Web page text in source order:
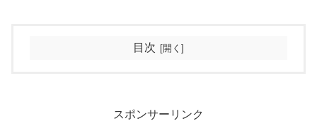
目次
スポンサーリンク